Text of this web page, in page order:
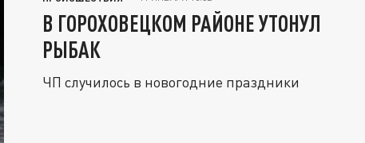
В ГОРОХОВЕЦКОМ РАЙОНЕ УТОНУЛ
РЫБАК
ЧП случилось в новогодние праздники